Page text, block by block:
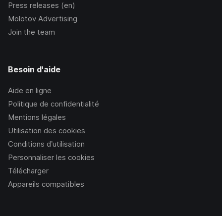
Press releases (en)
Molotov Advertising
Join the team
Besoin d'aide
Aide en ligne
Politique de confidentialité
Mentions légales
Utilisation des cookies
Conditions d’utilisation
Personnaliser les cookies
Télécharger
Appareils compatibles